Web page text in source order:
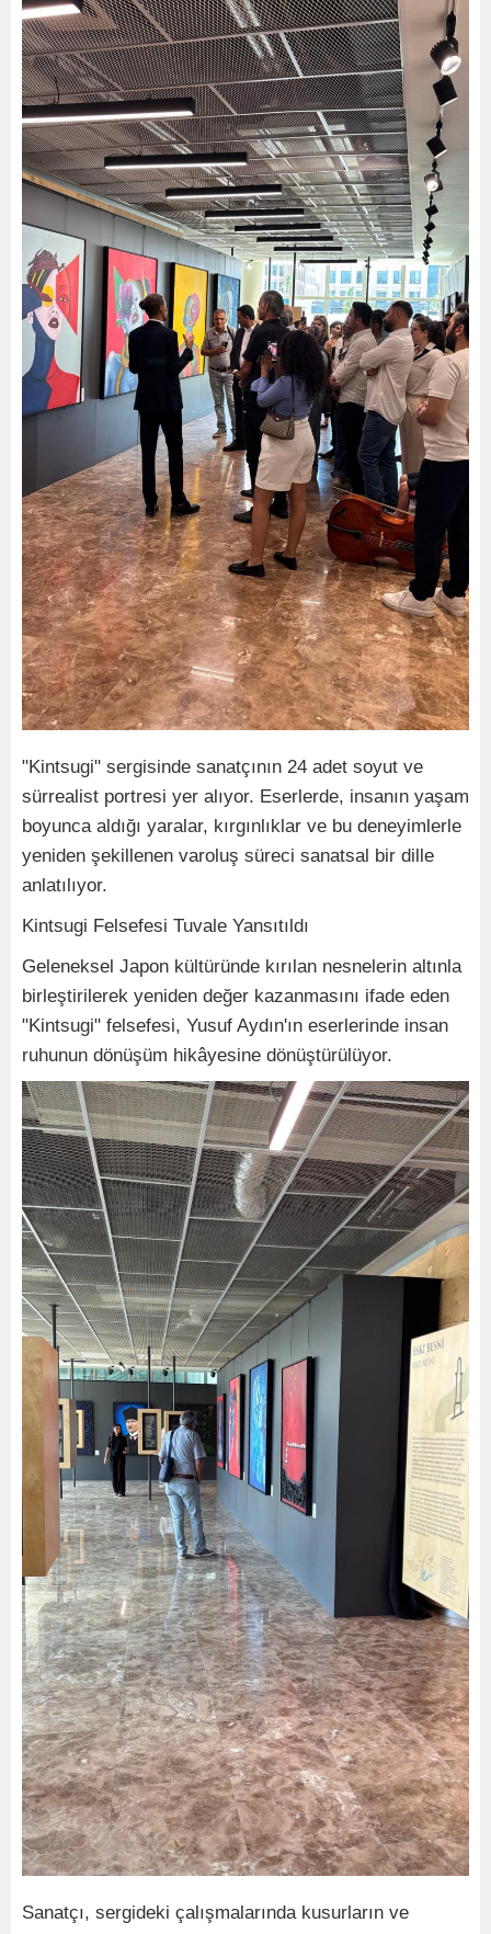
"Kintsugi" sergisinde sanatçının 24 adet soyut ve
sürrealist portresi yer alıyor. Eserlerde, insanın yaşam
boyunca aldığı yaralar, kırgınlıklar ve bu deneyimlerle
yeniden şekillenen varoluş süreci sanatsal bir dille
anlatılıyor.
Kintsugi Felsefesi Tuvale Yansıtıldı
Geleneksel Japon kültüründe kırılan nesnelerin altınla
birleştirilerek yeniden değer kazanmasını ifade eden
"Kintsugi" felsefesi, Yusuf Aydın'ın eserlerinde insan
ruhunun dönüşüm hikâyesine dönüştürülüyor.
Sanatçı, sergideki çalışmalarında kusurların ve